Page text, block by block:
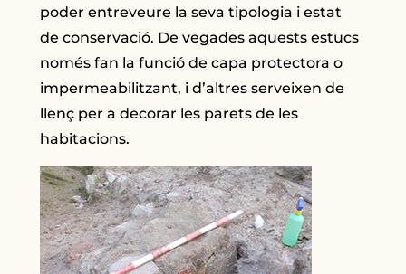
poder entreveure la seva tipologia i estat
de conservació. De vegades aquests estucs
només fan la funció de capa protectora o
impermeabilitzant, i d’altres serveixen de
llenç per a decorar les parets de les
habitacions.